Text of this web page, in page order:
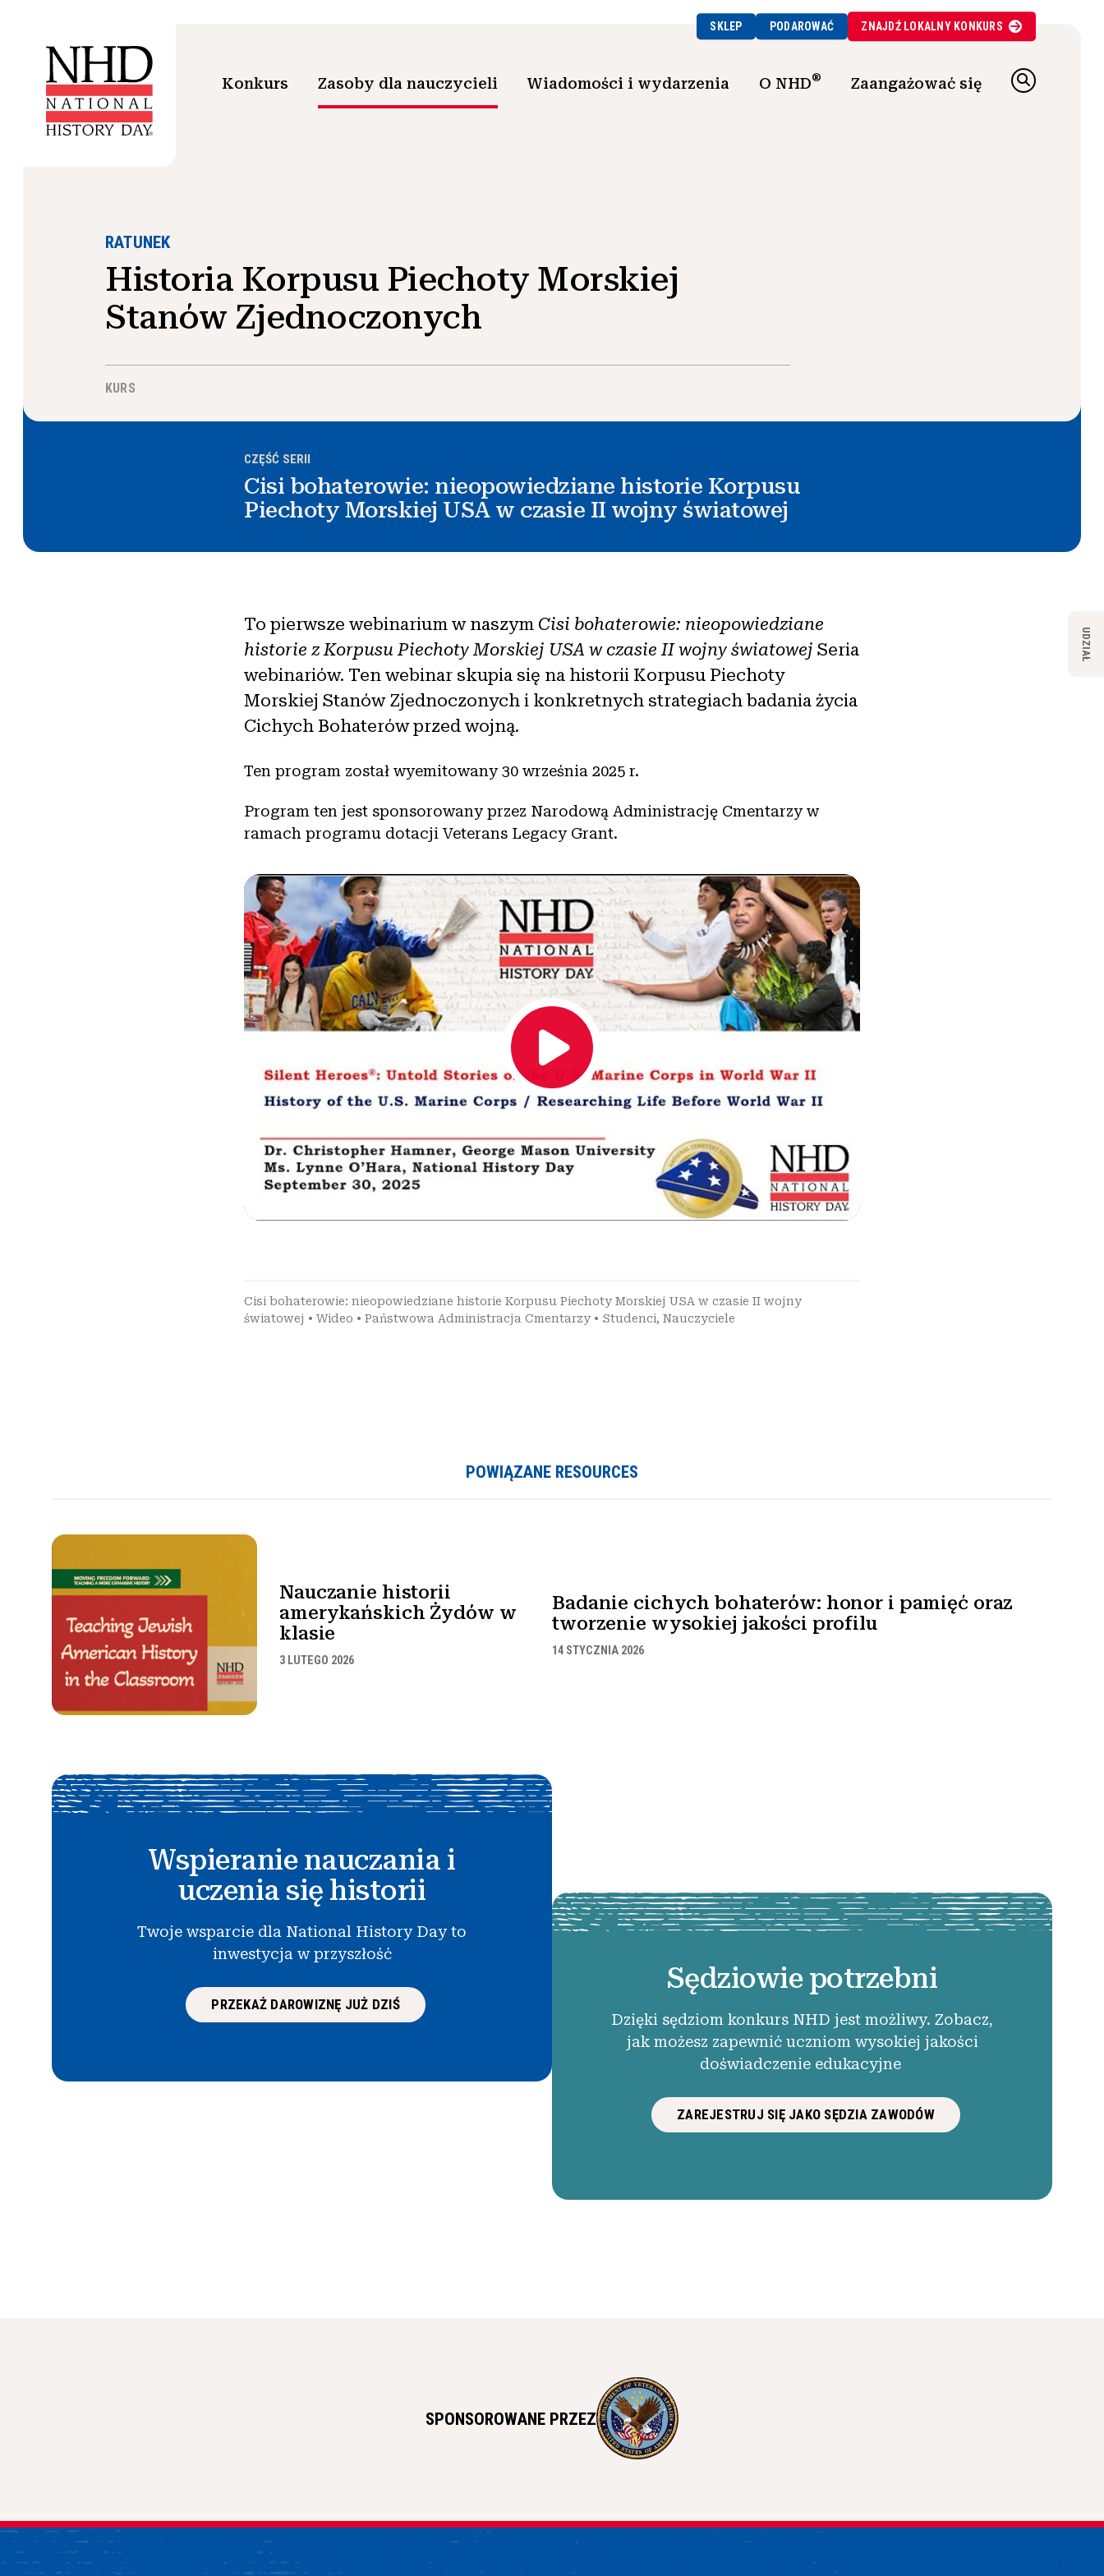
SKLEP PODAROWAĆ ZNAJDŹ LOKALNYKONKURS
Konkurs Zasoby dla nauczycieli Wiadomości i wydarzenia O NHD® Zaangażować się
RATUNEK
Historia Korpusu Piechoty Morskiej
Stanów Zjednoczonych
KURS
CZĘŚĆ SERII
Cisi bohaterowie: nieopowiedziane historie Korpusu
Piechoty Morskiej USA w czasie II wojny światowej
To pierwsze webinarium w naszym Cisi bohaterowie: nieopowiedziane
historie z Korpusu Piechoty Morskiej USA w czasie II wojny światowej Seria
webinariów. Ten webinar skupia się na historii Korpusu Piechoty
Morskiej Stanów Zjednoczonych i konkretnych strategiach badania życia
Cichych Bohaterów przed wojną.
Ten program został wyemitowany 30 września 2025 r.
Program ten jest sponsorowany przez Narodową Administrację Cmentarzy w
ramach programu dotacji Veterans Legacy Grant.
Cisi bohaterowie: nieopowiedziane historie Korpusu Piechoty Morskiej USA w czasie II wojny
światowej • Wideo • Państwowa Administracja Cmentarzy • Studenci, Nauczyciele
UDZIAŁ
POWIĄZANE RESOURCES
Nauczanie historii
amerykańskich Żydów w
klasie
3 LUTEGO 2026
Badanie cichych bohaterów: honor i pamięć oraz
tworzenie wysokiej jakości profilu
14 STYCZNIA 2026
Wspieranie nauczania i
uczenia się historii
Twoje wsparcie dla National History Day to
inwestycja w przyszłość
PRZEKAŻ DAROWIZNĘ JUŻ DZIŚ
Sędziowie potrzebni
Dzięki sędziom konkurs NHD jest możliwy. Zobacz,
jak możesz zapewnić uczniom wysokiej jakości
doświadczenie edukacyjne
ZAREJESTRUJ SIĘ JAKO SĘDZIA ZAWODÓW
SPONSOROWANE PRZEZ